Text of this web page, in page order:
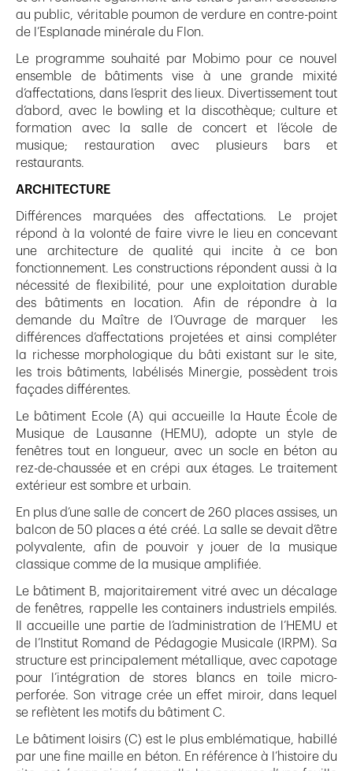
au public, véritable poumon de verdure en contre-point
de l’Esplanade minérale du Flon.
Le programme souhaité par Mobimo pour ce nouvel
ensemble de bâtiments vise à une grande mixité
d’affectations, dans l’esprit des lieux. Divertissement tout
d’abord, avec le bowling et la discothèque; culture et
formation avec la salle de concert et l’école de
musique; restauration avec plusieurs bars et
restaurants.
ARCHITECTURE
Différences marquées des affectations. Le projet
répond à la volonté de faire vivre le lieu en concevant
une architecture de qualité qui incite à ce bon
fonctionnement. Les constructions répondent aussi à la
nécessité de flexibilité, pour une exploitation durable
des bâtiments en location. Afin de répondre à la
demande du Maître de l’Ouvrage de marquer les
différences d’affectations projetées et ainsi compléter
la richesse morphologique du bâti existant sur le site,
les trois bâtiments, labélisés Minergie, possèdent trois
façades différentes.
Le bâtiment Ecole (A) qui accueille la Haute École de
Musique de Lausanne (HEMU), adopte un style de
fenêtres tout en longueur, avec un socle en béton au
rez-de-chaussée et en crépi aux étages. Le traitement
extérieur est sombre et urbain.
En plus d’une salle de concert de 260 places assises, un
balcon de 50 places a été créé. La salle se devait d’être
polyvalente, afin de pouvoir y jouer de la musique
classique comme de la musique amplifiée.
Le bâtiment B, majoritairement vitré avec un décalage
de fenêtres, rappelle les containers industriels empilés.
Il accueille une partie de l’administration de l’HEMU et
de l’Institut Romand de Pédagogie Musicale (IRPM). Sa
structure est principalement métallique, avec capotage
pour l’intégration de stores blancs en toile micro-
perforée. Son vitrage crée un effet miroir, dans lequel
se reflètent les motifs du bâtiment C.
Le bâtiment loisirs (C) est le plus emblématique, habillé
par une fine maille en béton. En référence à l’histoire du